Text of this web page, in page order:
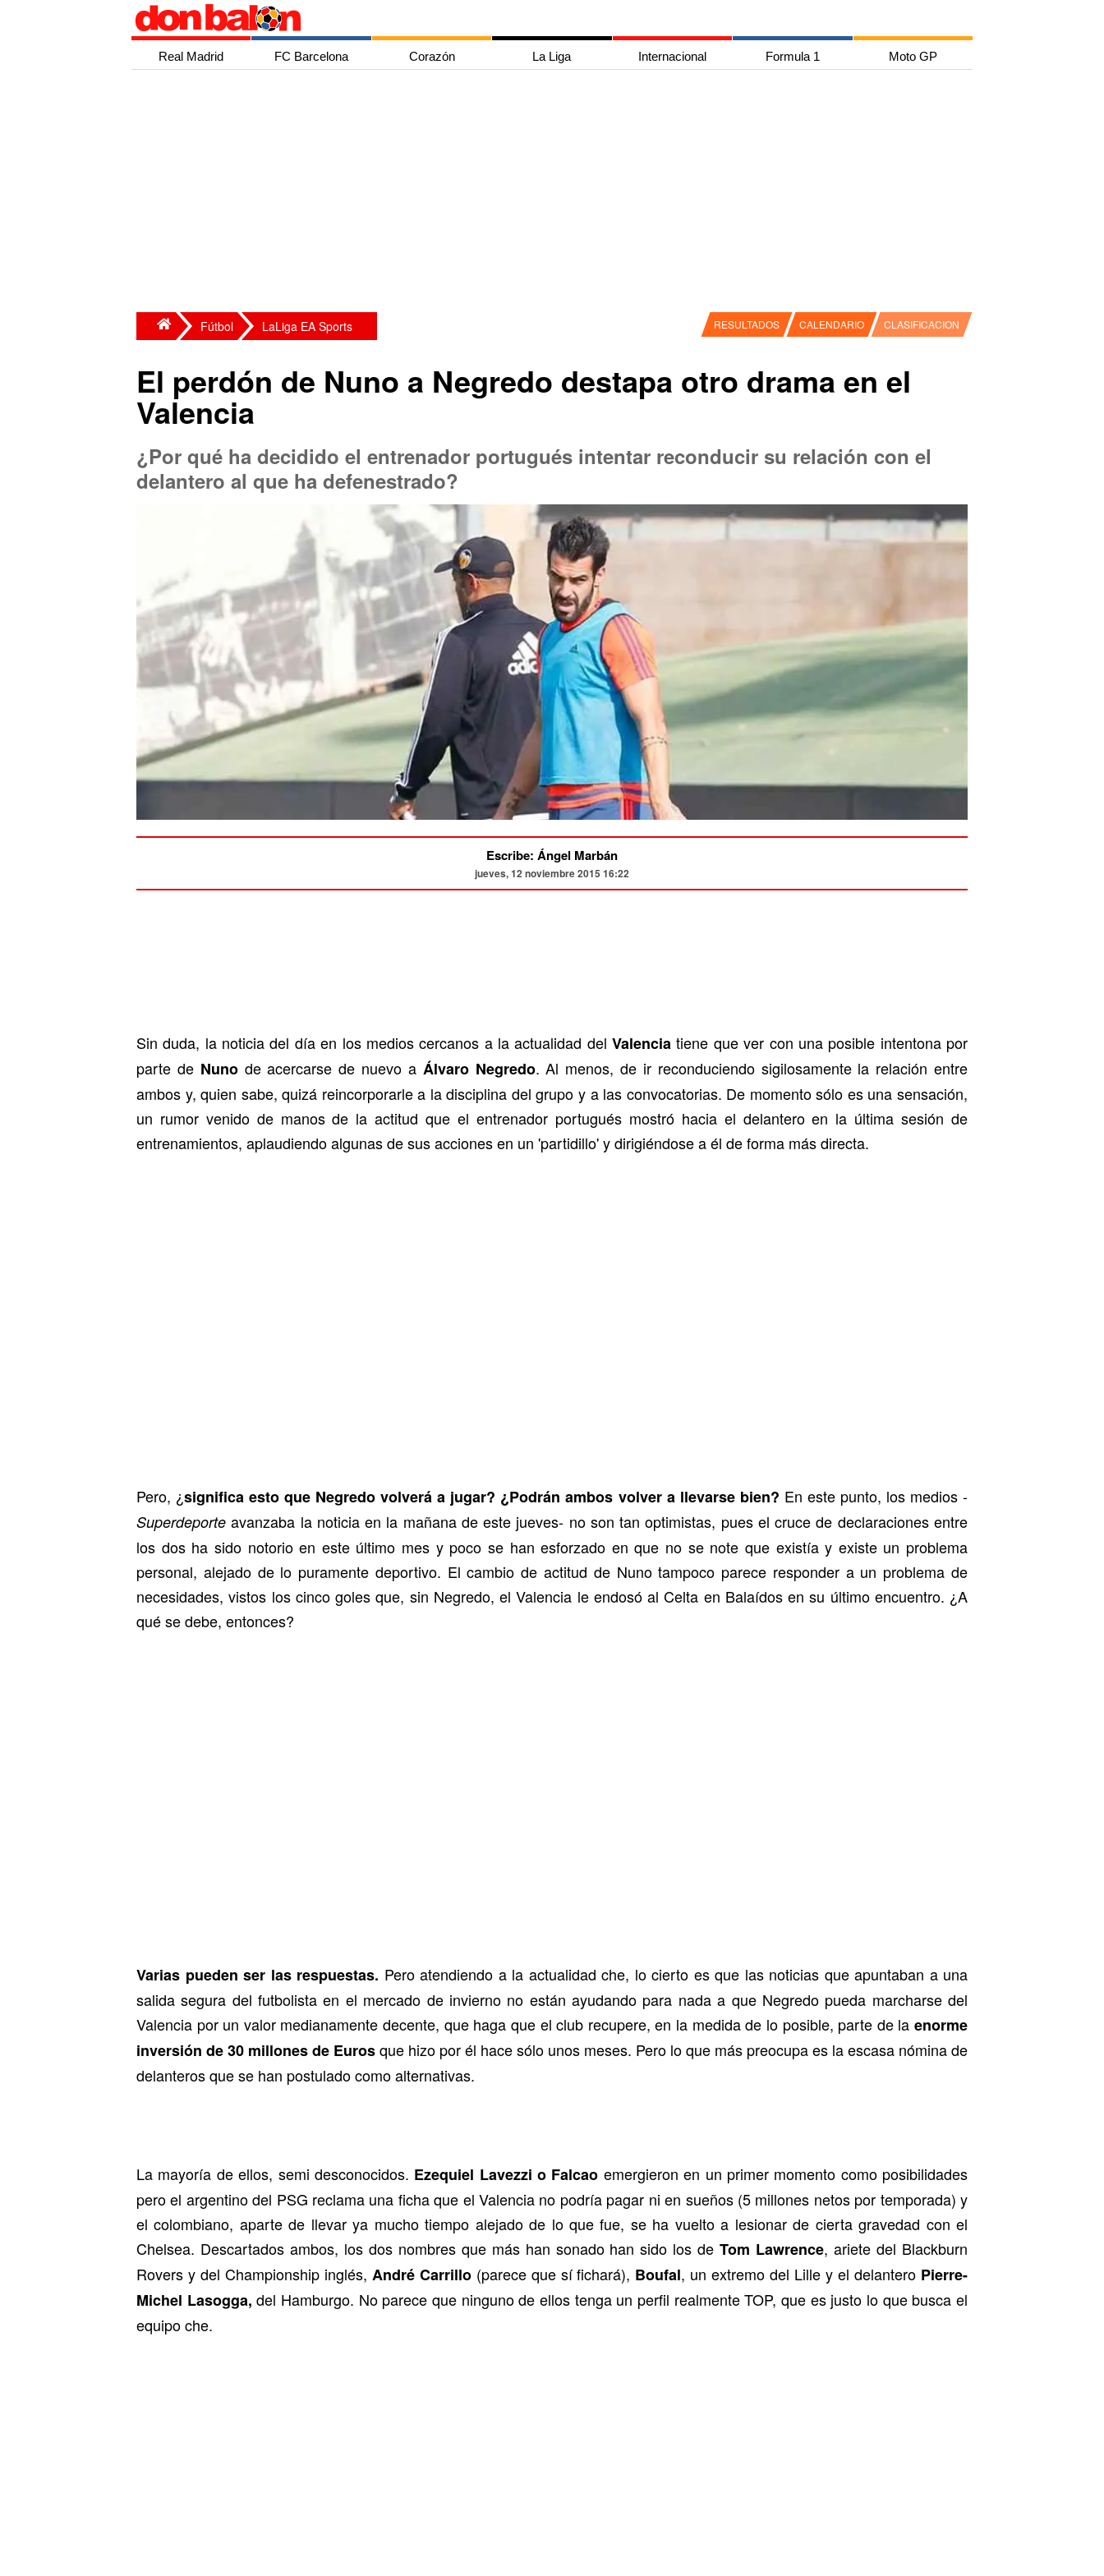
Real Madrid FC Barcelona Corazón La Liga Internacional Formula 1 Moto GP
Fútbol LaLiga EA Sports RESULTADOS CALENDARIO CLASIFICACION
El perdón de Nuno a Negredo destapa otro drama en el
Valencia
¿Por qué ha decidido el entrenador portugués intentar reconducir su relación con el
delantero al que ha defenestrado?
Escribe: Ángel Marbán
jueves, 12 noviembre 2015 16:22
Sin duda, la noticia del día en los medios cercanos a la actualidad delValencia tiene que ver con una posible intentona por
parte de Nunode acercarse de nuevo a Álvaro Negredo. Al menos, de ir reconduciendo sigilosamente la relación entre
ambos y, quien sabe, quizá reincorporarle a la disciplina del grupo y a las convocatorias. De momento sólo es una sensación,
un rumor venido de manos de la actitud que el entrenador portugués mostró hacia el delantero en la última sesión de
entrenamientos, aplaudiendo algunas de sus acciones en un 'partidillo' y dirigiéndose a él de forma más directa.
Pero, ¿significa esto que Negredo volverá a jugar? ¿Podrán ambos volver a llevarse bien? En este punto, los medios -
Superdeporte avanzaba la noticia en la mañana de este jueves- no son tan optimistas, pues el cruce de declaraciones entre
los dos ha sido notorio en este último mes y poco se han esforzado en que no se note que existía y existe un problema
personal, alejado de lo puramente deportivo. El cambio de actitud de Nuno tampoco parece responder a un problema de
necesidades, vistos los cinco goles que, sin Negredo, el Valencia le endosó al Celta en Balaídos en su último encuentro. ¿A
qué se debe, entonces?
Varias pueden ser las respuestas. Pero atendiendo a la actualidad che, lo cierto es que las noticias que apuntaban a una
salida segura del futbolista en el mercado de invierno no están ayudando para nada a que Negredo pueda marcharse del
Valencia por un valor medianamente decente, que haga que el club recupere, en la medida de lo posible, parte de la enorme
inversión de 30 millones de Eurosque hizo por él hace sólo unos meses. Pero lo que más preocupa es la escasa nómina de
delanteros que se han postulado como alternativas.
La mayoría de ellos, semi desconocidos. Ezequiel Lavezzi o Falcao emergieron en un primer momento como posibilidades
pero el argentino del PSG reclama una ficha que el Valencia no podría pagar ni en sueños (5 millones netos por temporada) y
el colombiano, aparte de llevar ya mucho tiempo alejado de lo que fue, se ha vuelto a lesionar de cierta gravedad con el
Chelsea. Descartados ambos, los dos nombres que más han sonado han sido los deTom Lawrence, ariete del Blackburn
Rovers y del Championship inglés, André Carrillo(parece que sí fichará), Boufal, un extremo del Lille y el delantero Pierre-
Michel Lasogga,del Hamburgo. No parece que ninguno de ellos tenga un perfil realmente TOP, que es justo lo que busca el
equipo che.